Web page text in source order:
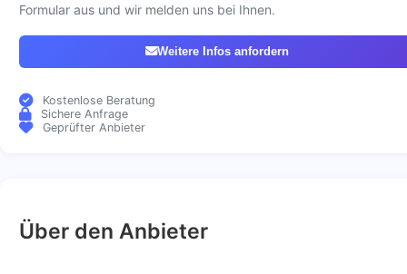
Formular aus und wir melden uns bei Ihnen.
Weitere Infos anfordern
Kostenlose Beratung
Sichere Anfrage
Geprüfter Anbieter
Über den Anbieter